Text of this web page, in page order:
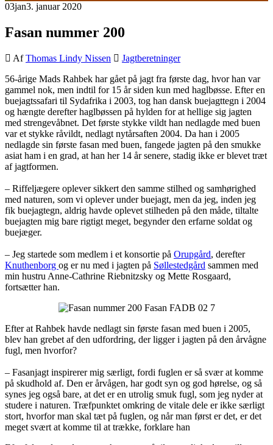
03jan3. januar 2020
Fasan nummer 200
Af Thomas Lindy Nissen
Jagtberetninger
56-årige Mads Rahbek har gået på jagt fra første dag, hvor han var
gammel nok, men indtil for 15 år siden kun med haglbøsse. Efter en
buejagtssafari til Sydafrika i 2003, tog han dansk buejagttegn i 2004
og hængte derefter haglbøssen på hylden for at hellige sig jagten
med strengevåbnet. Det første stykke vildt han nedlagde med buen
var et stykke råvildt, nedlagt nytårsaften 2004. Da han i 2005
nedlagde sin første fasan med buen, fangede jagten på den smukke
asiat ham i en grad, at han her 14 år senere, stadig ikke er blevet træt
af jagtformen.
– Riffeljægere oplever sikkert den samme stilhed og samhørighed
med naturen, som vi oplever under buejagt, men da jeg, inden jeg
fik buejagtegn, aldrig havde oplevet stilheden på den måde, tiltalte
buejagten mig bare rigtigt meget, begynder den erfarne soldat og
buejæger.
– Jeg startede som medlem i et konsortie på Orupgård, derefter
Knuthenborg og er nu med i jagten på Søllestedgård sammen med
min hustru Anne-Cathrine Riebnitzsky og Mette Rosgaard,
fortsætter han.
Efter at Rahbek havde nedlagt sin første fasan med buen i 2005,
blev han grebet af den udfordring, der ligger i jagten på den årvågne
fugl, men hvorfor?
– Fasanjagt inspirerer mig særligt, fordi fuglen er så svær at komme
på skudhold af. Den er årvågen, har godt syn og god hørelse, og så
synes jeg også bare, at det er en utrolig smuk fugl, som jeg nyder at
studere i naturen. Træfpunktet omkring de vitale dele er ikke særligt
stort, hvorfor man skal tæt på fuglen, og når man først er det, er det
meget svært at komme til at trække, forklare han